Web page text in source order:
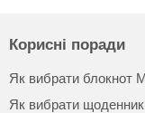
Корисні поради
Як вибрати блокнот
Як вибрати